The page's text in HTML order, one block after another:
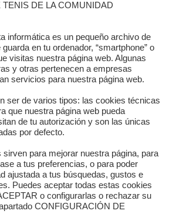
Dónde estamos
Directorio departamentos
Horario
Formulario de contacto
DE LA COMUNIDAD
informática es un pequeño archivo de
en tu ordenador, “smartphone” o
visitas nuestra página web. Algunas
y otras pertenecen a empresas
servicios para nuestra página web.
ser de varios tipos: las cookies técnicas
que nuestra página web pueda
de tu autorización y son las únicas
por defecto.
sirven para mejorar nuestra página, para
a tus preferencias, o para poder
ajustada a tus búsquedas, gustos e
Puedes aceptar todas estas cookies
o configurarlas o rechazar su
CONFIGURACIÓN DE